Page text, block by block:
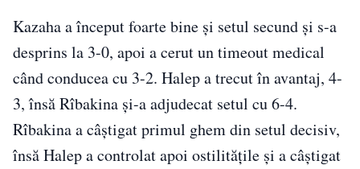
Kazaha a început foarte bine şi setul secund şi s-a
desprins la 3-0, apoi a cerut un timeout medical
când conducea cu 3-2. Halep a trecut în avantaj, 4-
3, însă Rîbakina şi-a adjudecat setul cu 6-4.
Rîbakina a câştigat primul ghem din setul decisiv,
însă Halep a controlat apoi ostilităţile şi a câştigat